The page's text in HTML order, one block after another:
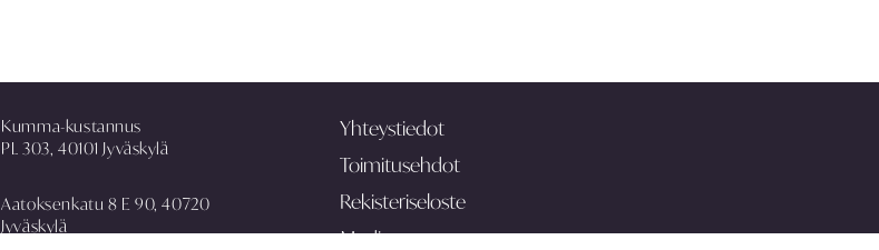
Kumma-kustannus
PL 303, 40101 Jyväskylä
Aatoksenkatu 8 E 90, 40720
Jyväskylä
Yhteystiedot
Toimitusehdot
Rekisteriseloste
Media